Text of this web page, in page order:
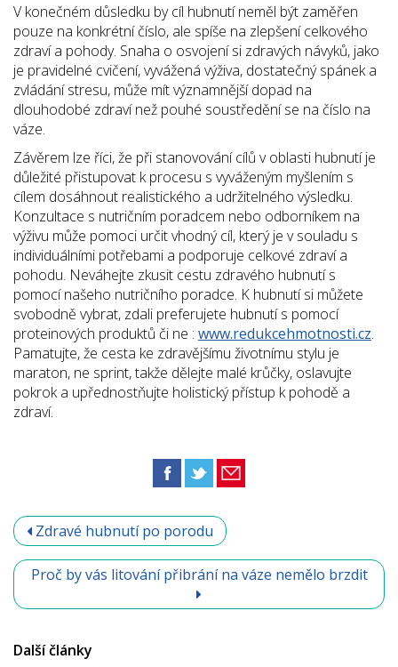
V konečném důsledku by cíl hubnutí neměl být zaměřen
pouze na konkrétní číslo, ale spíše na zlepšení celkového
zdraví a pohody. Snaha o osvojení si zdravých návyků, jako
je pravidelné cvičení, vyvážená výživa, dostatečný spánek a
zvládání stresu, může mít významnější dopad na
dlouhodobé zdraví než pouhé soustředění se na číslo na
váze.
Závěrem lze říci, že při stanovování cílů v oblasti hubnutí je
důležité přistupovat k procesu s vyváženým myšlením s
cílem dosáhnout realistického a udržitelného výsledku.
Konzultace s nutričním poradcem nebo odborníkem na
výživu může pomoci určit vhodný cíl, který je v souladu s
individuálními potřebami a podporuje celkové zdraví a
pohodu. Neváhejte zkusit cestu zdravého hubnutí s
pomocí našeho nutričního poradce. K hubnutí si můžete
svobodně vybrat, zdali preferujete hubnutí s pomocí
proteinových produktů či ne : www.redukcehmotnosti.cz.
Pamatujte, že cesta ke zdravějšímu životnímu stylu je
maraton, ne sprint, takže dělejte malé krůčky, oslavujte
pokrok a upřednostňujte holistický přístup k pohodě a
zdraví.
Zdravé hubnutí po porodu
Proč by vás litování přibrání na váze nemělo brzdit
Další články